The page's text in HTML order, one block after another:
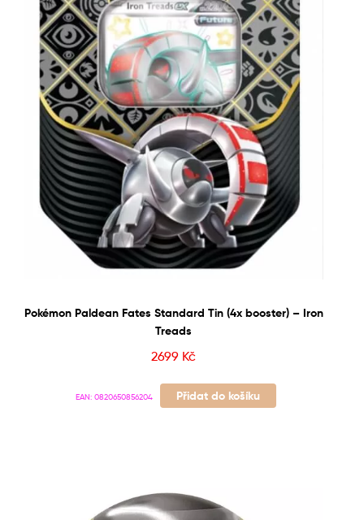
Pokémon Paldean Fates Standard Tin (4x booster) – Iron
Treads
2699 Kč
EAN: 0820650856204 Přidat do košíku